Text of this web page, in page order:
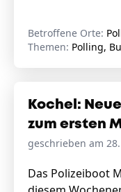
Betroffene Orte:
Themen: Polling,
Kochel:
zum ersten
geschrieben am
Das Polizeiboot